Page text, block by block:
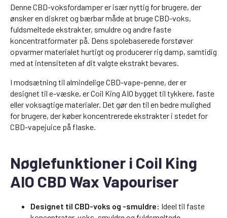
Denne CBD-voksfordamper er især nyttig for brugere, der
ønsker en diskret og bærbar måde at bruge CBD-voks,
fuldsmeltede ekstrakter, smuldre og andre faste
koncentratformater på. Dens spolebaserede forstøver
opvarmer materialet hurtigt og producerer rig damp, samtidig
med at intensiteten af dit valgte ekstrakt bevares.
I modsætning til almindelige CBD-vape-penne, der er
designet til e-væske, er Coil King AIO bygget til tykkere, faste
eller voksagtige materialer. Det gør den til en bedre mulighed
for brugere, der køber koncentrerede ekstrakter i stedet for
CBD-vapejuice på flaske.
Nøglefunktioner i Coil King
AIO CBD Wax Vapouriser
Designet til CBD-voks og -smuldre: Ideel til faste